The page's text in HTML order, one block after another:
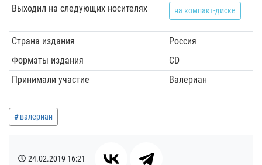
Выходил на следующих носителях
на компакт-диске
Страна издания
Россия
Форматы издания
CD
Принимали участие
Валериан
валериан
24.02.2019 16:21